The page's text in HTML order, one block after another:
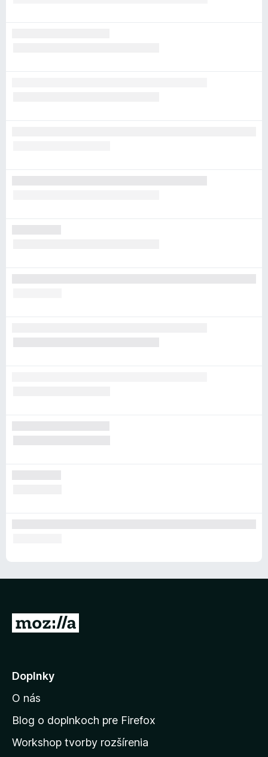
P
j
ť
n
d
Doplnky
O nás
Blog o doplnkoch pre Firefox
Workshop tvorby rozšírenia